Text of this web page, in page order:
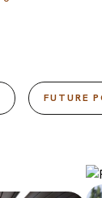
FUTURE